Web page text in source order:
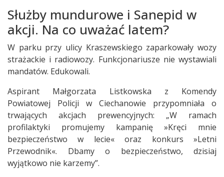
Służby mundurowe i Sanepid w
akcji. Na co uważać latem?
W parku przy ulicy Kraszewskiego zaparkowały wozy
strażackie i radiowozy. Funkcjonariusze nie wystawiali
mandatów. Edukowali.
Aspirant Małgorzata Listkowska z Komendy
Powiatowej Policji w Ciechanowie przypomniała o
trwających akcjach prewencyjnych: „W ramach
profilaktyki promujemy kampanię »Kręci mnie
bezpieczeństwo w lecie« oraz konkurs »Letni
Przewodnik«. Dbamy o bezpieczeństwo, dzisiaj
wyjątkowo nie karzemy”.